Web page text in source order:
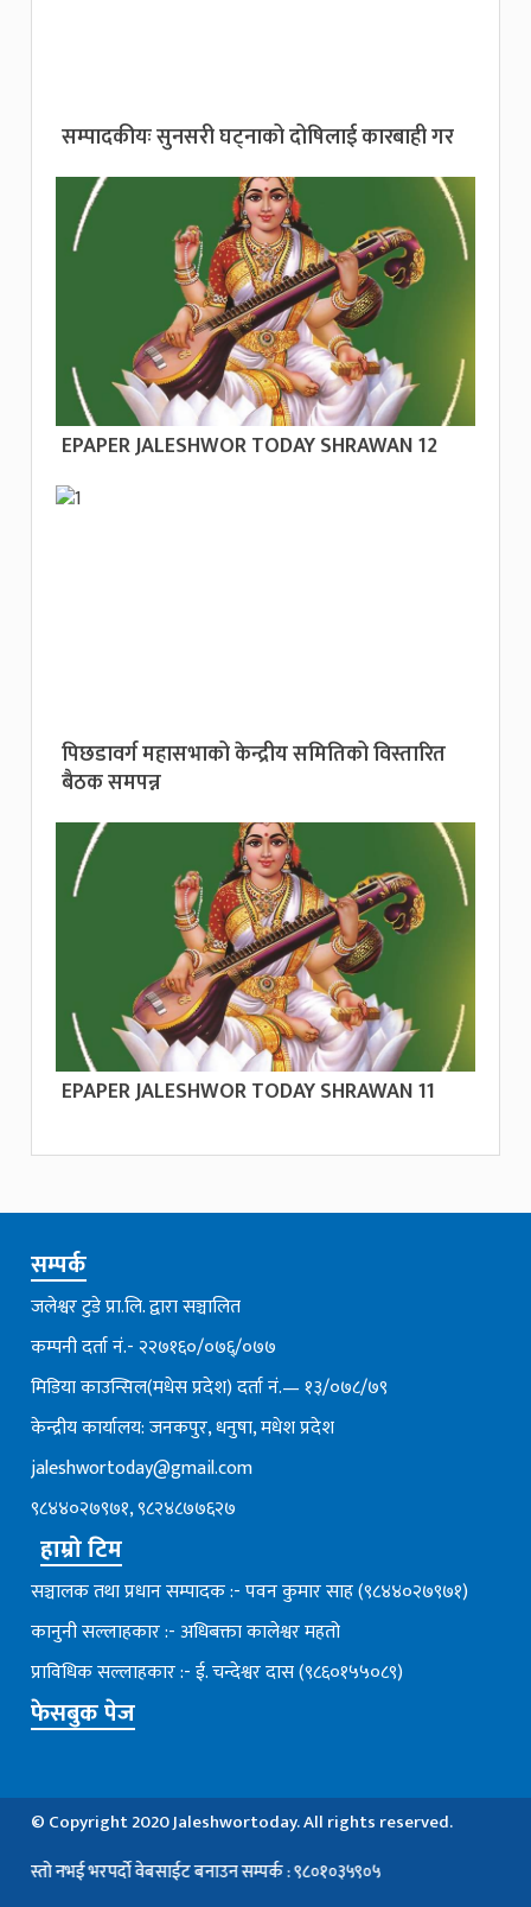
सम्पादकीयः सुनसरी घट्नाको दोषिलाई कारबाही गर
EPAPER JALESHWOR TODAY SHRAWAN 12
पिछडावर्ग महासभाको केन्द्रीय समितिको विस्तारित
बैठक समपन्न
EPAPER JALESHWOR TODAY SHRAWAN 11
सम्पर्क
जलेश्वर टुडे प्रा.लि. द्वारा सञ्चालित
कम्पनी दर्ता नं.- २२७१६०/०७६्/०७७
मिडिया काउन्सिल(मधेस प्रदेश) दर्ता नं.— १३/०७८/७९
केन्द्रीय कार्यालय: जनकपुर, धनुषा, मधेश प्रदेश
jaleshwortoday@gmail.com
९८४४०२७९७१, ९८२४८७७६२७
हाम्रो टिम
सञ्चालक तथा प्रधान सम्पादक :- पवन कुमार साह (९८४४०२७९७१)
कानुनी सल्लाहकार :- अधिबक्ता कालेश्वर महतो
प्राविधिक सल्लाहकार :- ई. चन्देश्वर दास (९८६०१५५०८९)
फेसबुक पेज
© Copyright 2020 Jaleshwortoday. All rights reserved.
नभई भरपर्दाे वेबसाईट बनाउन सम्पर्क : ९८०१०३५९०५